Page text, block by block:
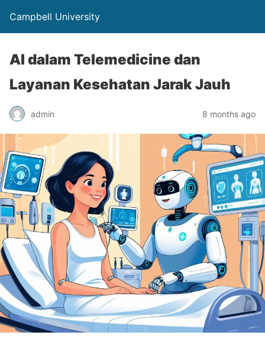
Campbell University
AI dalam Telemedicine dan
Layanan Kesehatan Jarak Jauh
admin 8 months ago